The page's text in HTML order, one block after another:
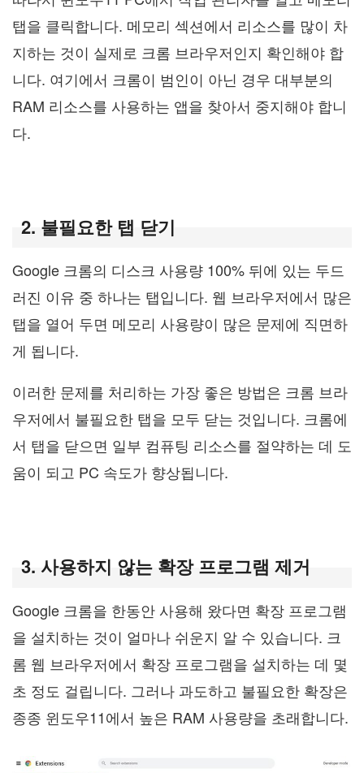
탭을 클릭합니다. 메모리 섹션에서 리소스를 많이 차
지하는 것이 실제로 크롬 브라우저인지 확인해야 합
니다. 여기에서 크롬이 범인이 아닌 경우 대부분의
RAM 리소스를 사용하는 앱을 찾아서 중지해야 합니
다.
2. 불필요한 탭 닫기
Google 크롬의 디스크 사용량 100% 뒤에 있는 두드
러진 이유 중 하나는 탭입니다. 웹 브라우저에서 많은
탭을 열어 두면 메모리 사용량이 많은 문제에 직면하
게 됩니다.
이러한 문제를 처리하는 가장 좋은 방법은 크롬 브라
우저에서 불필요한 탭을 모두 닫는 것입니다. 크롬에
서 탭을 닫으면 일부 컴퓨팅 리소스를 절약하는 데 도
움이 되고 PC 속도가 향상됩니다.
3. 사용하지 않는 확장 프로그램 제거
Google 크롬을 한동안 사용해 왔다면 확장 프로그램
을 설치하는 것이 얼마나 쉬운지 알 수 있습니다. 크
롬 웹 브라우저에서 확장 프로그램을 설치하는 데 몇
초 정도 걸립니다. 그러나 과도하고 불필요한 확장은
종종 윈도우11에서 높은 RAM 사용량을 초래합니다.